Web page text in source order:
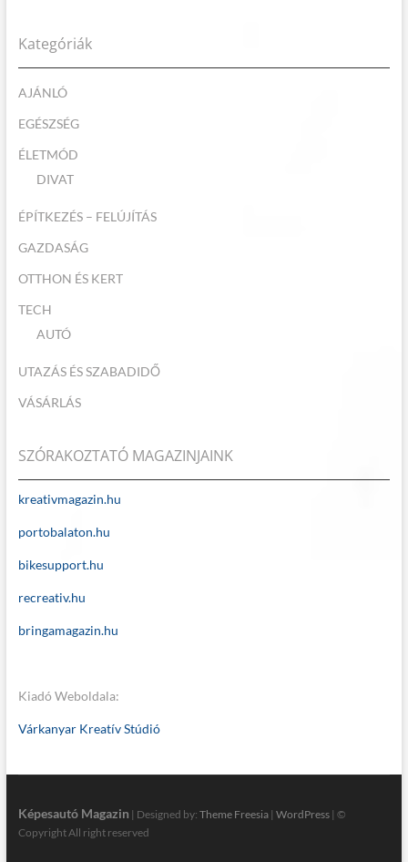
Kategóriák
AJÁNLÓ
EGÉSZSÉG
ÉLETMÓD
DIVAT
ÉPÍTKEZÉS – FELÚJÍTÁS
GAZDASÁG
OTTHON ÉS KERT
TECH
AUTÓ
UTAZÁS ÉS SZABADIDŐ
VÁSÁRLÁS
SZÓRAKOZTATÓ MAGAZINJAINK
kreativmagazin.hu
portobalaton.hu
bikesupport.hu
recreativ.hu
bringamagazin.hu
Kiadó Weboldala:
Várkanyar Kreatív Stúdió
Képesautó Magazin | Designed by: Theme Freesia| WordPress| ©
Copyright All right reserved